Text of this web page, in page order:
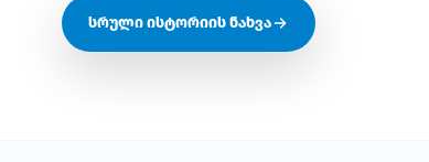
სრული ისტორიის ნახვა